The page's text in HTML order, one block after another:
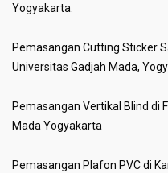
Yogyakarta.
Pemasangan Cutting Sticker
Universitas Gadjah Mada,
Pemasangan Vertikal Blind di
Mada Yogyakarta
Pemasangan Plafon PVC di